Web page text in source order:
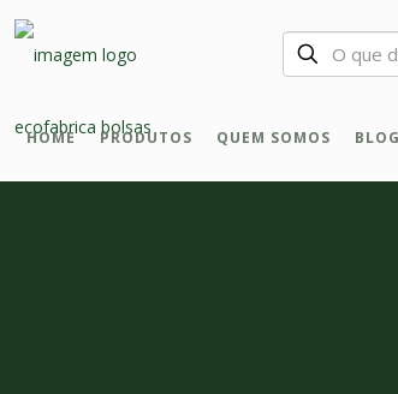
HOME PRODUTOS QUEM SOMOS BLOG